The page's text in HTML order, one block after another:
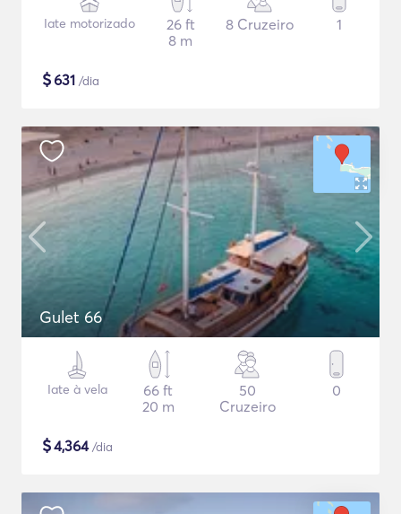
Iate motorizado
26 ft
8 m
8 Cruzeiro 1
$631 /dia
Gulet 66
Iate à vela
66 ft
20 m
50
Cruzeiro
0
$4,364/dia